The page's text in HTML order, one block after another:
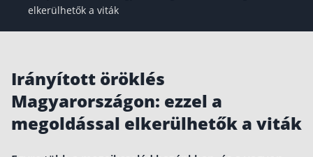
Nyugdíj előtakarékosság
Melyiket válaszd? Nyugdíjbiztosítás, NYESZ vagy
ÖNYP?
Nyugdíj előtakarékossági számla (NYESZ)
Nyugdíj tanácsadás 🪙
Nyugdíj megtakarítás – Így válassz
elkerülhetők a viták
Irányított öröklés
Magyarországon: ezzel a
megoldással elkerülhetők a viták